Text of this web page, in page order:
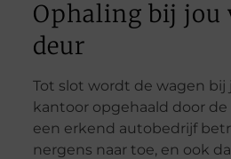
Ophaling bij jou
deur
Tot slot wordt de wagen bij
kantoor opgehaald door
een erkend autobedrijf
nergens naar toe, en ook